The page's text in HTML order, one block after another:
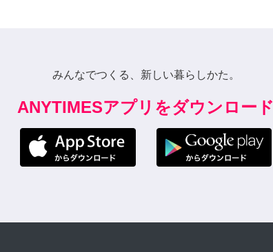
みんなでつくる、新しい暮らしかた。
ANYTIMESアプリをダウンロード